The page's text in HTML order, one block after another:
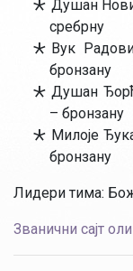
Душан
сребрну
Вук
бронзану
Душан
– бронзану
Милоје
бронзану
Лидери тима:
Званични сајт